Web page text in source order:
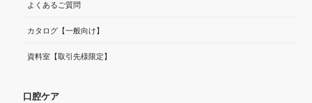
よくあるご質問
カタログ【一般向け】
資料室【取引先様限定】
口腔ケア